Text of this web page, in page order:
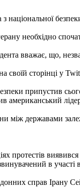
національної
необхідно
вважає, що,
своїй сторінці у
припустив
американський
між державами
протестів
в участі в
справ Ірану